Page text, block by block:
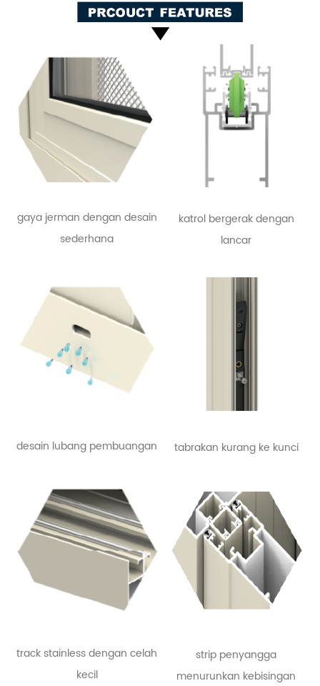
gaya jerman dengan desain
sederhana
katrol bergerak dengan
lancar
desain lubang pembuangan tabrakan kurang ke kunci
track stainless dengan celah
kecil
strip penyangga
menurunkan kebisingan